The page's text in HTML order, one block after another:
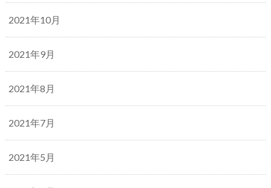
2021年10月
2021年9月
2021年8月
2021年7月
2021年5月